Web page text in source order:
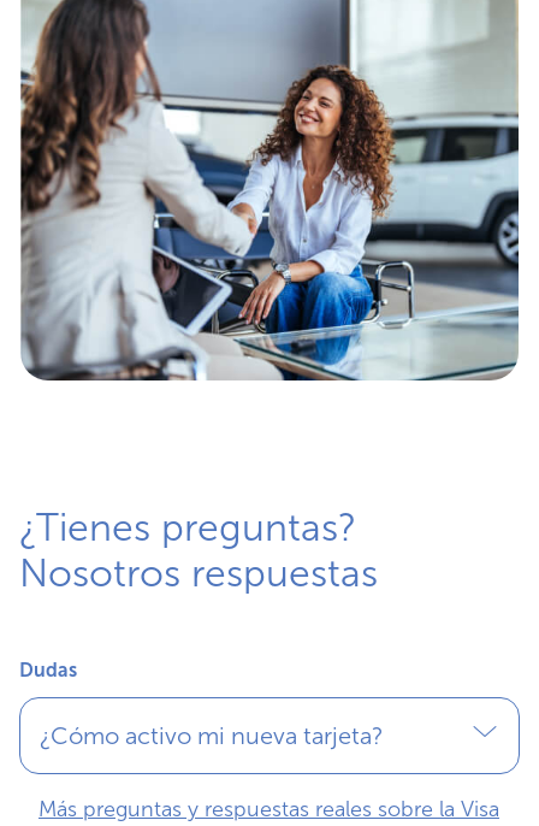
¿Tienes preguntas?
Nosotros respuestas
Dudas
¿Cómo activo mi nueva tarjeta?
Más preguntas y respuestas reales sobre la Visa